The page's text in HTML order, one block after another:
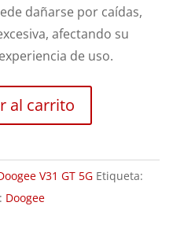
dañarse por caídas,
afectando su
de uso.
al carrito
V31 GT 5G Etiqueta:
Doogee